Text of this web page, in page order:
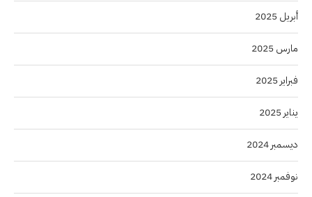
أبريل 2025
مارس 2025
فبراير 2025
يناير 2025
ديسمبر 2024
نوفمبر 2024